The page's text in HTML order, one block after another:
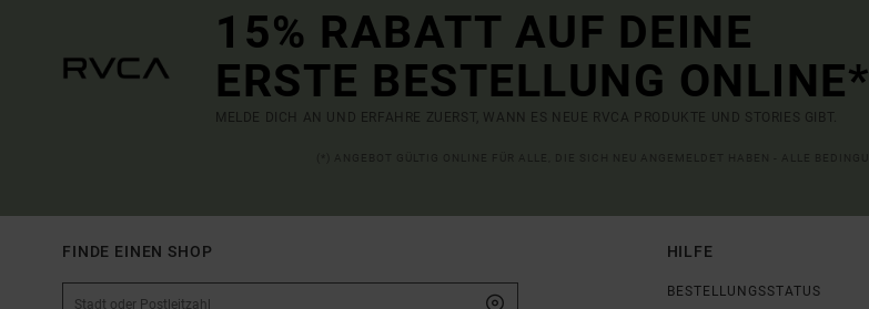
15% RABATT AUF DEINE
ERSTE BESTELLUNG ONLINE*
MELDE DICH AN UND ERFAHRE ZUERST, WANN ES NEUE RVCA PRODUKTE UND STORIES GIBT.
FINDE EINEN SHOP HILFE
BESTELLUNGSSTATUS